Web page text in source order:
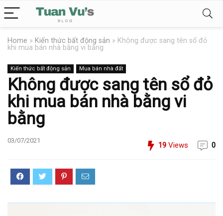
Home » Kiến thức bất động sản » Không được sang tên sổ đỏ
khi mua bán nhà bằng vi bằng
Kiến thức bất động sản Mua bán nhà đất
Không được sang tên sổ đỏ
khi mua bán nhà bằng vi
bằng
03/07/2021
19 Views 0